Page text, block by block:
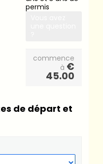
permis
commence
à €
45.00
de départ et